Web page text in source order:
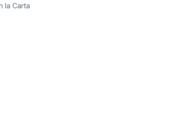
la Carta